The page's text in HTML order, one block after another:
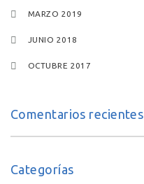
MARZO 2019
JUNIO 2018
OCTUBRE 2017
Comentarios recientes
Categorías